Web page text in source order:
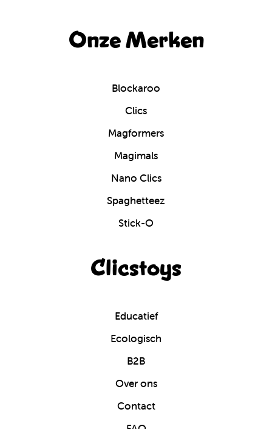
Onze Merken
Blockaroo
Clics
Magformers
Magimals
Nano Clics
Spaghetteez
Stick-O
Clicstoys
Educatief
Ecologisch
B2B
Over ons
Contact